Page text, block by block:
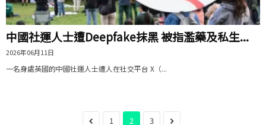
中國社運人士遭Deepfake抹黑 被指濫藥及私生...
2026年06月11日
一名身處英國的中國社運人士遭人在社交平台 X（...
1 2 3